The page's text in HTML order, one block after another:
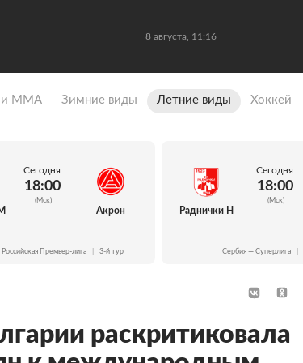
8 августа, 11:16
и ММА Зимние виды Летние виды Хоккей
Сегодня
18:00
(Мск)
Акрон
Премьер-лига 3-й тур
Раднички Н
Сегодня
18:00
(Мск)
Сербия — Суперлига
раскритиковала